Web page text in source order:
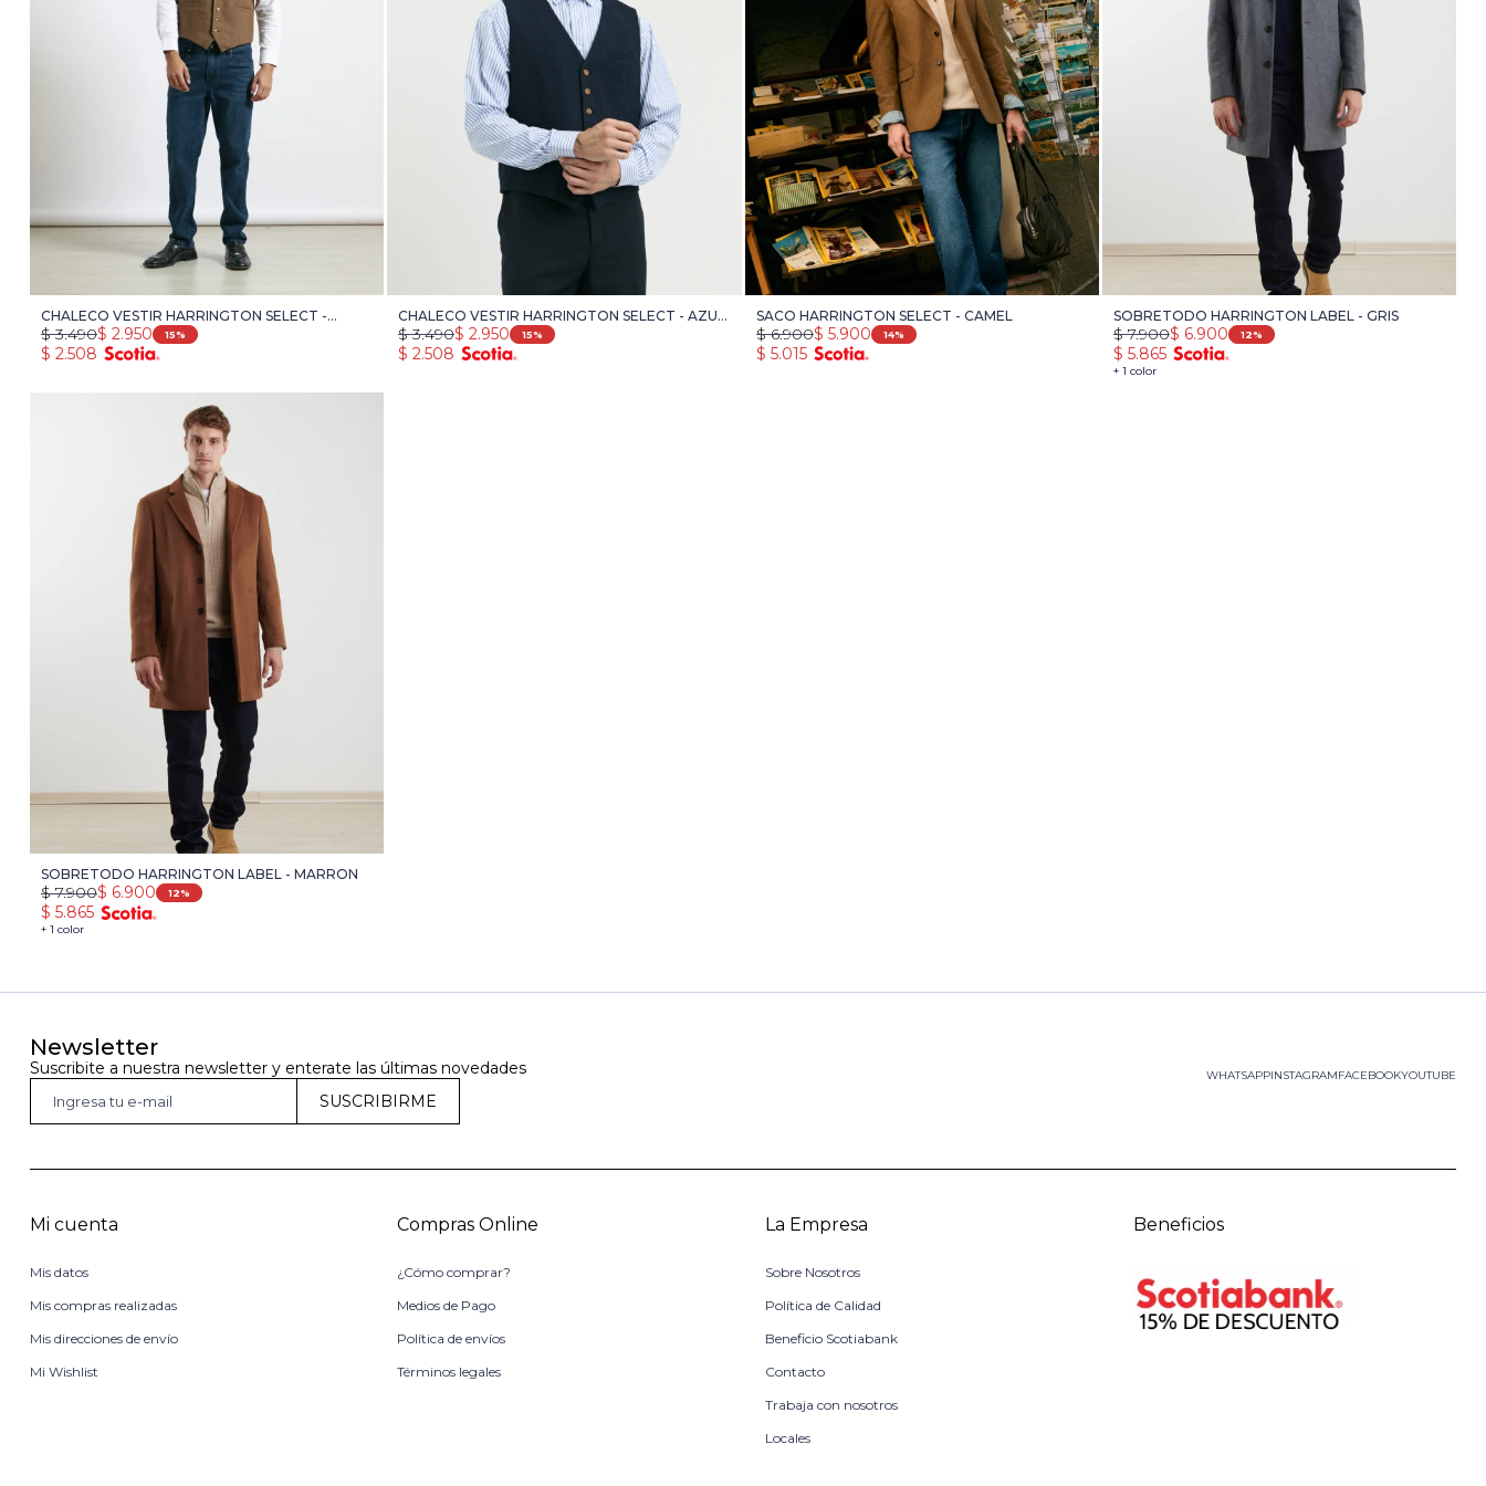
CHALECO VESTIR HARRINGTON SELECT -
CAMEL $ 2.950
$ 3.490 15
$ 2.508
CHALECO VESTIR HARRINGTON SELECT - AZUL
OSCURO$ 2.950
$ 3.490 15
$ 2.508
SACO HARRINGTON SELECT - CAMEL
$ 5.900
$ 6.900 14
$ 5.015
SOBRETODO HARRINGTON LABEL - GRIS
+ 1 color
$ 6.900
$ 7.900 12
$ 5.865
SOBRETODO HARRINGTON LABEL - MARRON
+ 1 color
$ 6.900
$ 7.900 12
$ 5.865
Newsletter
Suscribite a nuestra newsletter y enterate las últimas novedades
SUSCRIBIRME
WHATSAPP FACEBOOKYOUTUBE
INSTAGRAM
Mi cuenta
Mis datos
Mis compras realizadas
Mis direcciones de envío
Mi Wishlist
Compras Online
¿Cómo comprar?
Medios de Pago
Política de envíos
Términos legales
La Empresa
Sobre Nosotros
Política de Calidad
Beneficio Scotiabank
Contacto
Trabaja con nosotros
Locales
Beneficios